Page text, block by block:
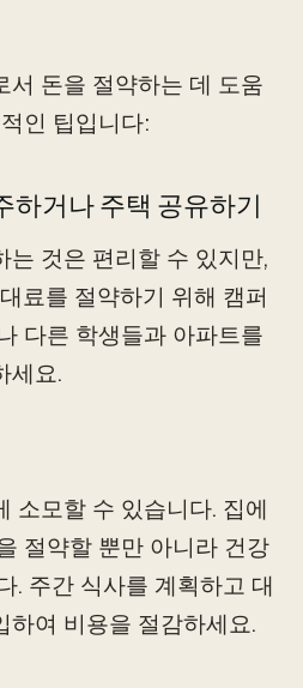
서 돈을 절약하는 데 도움
인 팁입니다:
하거나 주택 공유하기
는 것은 편리할 수 있지만,
료를 절약하기 위해 캠퍼
다른 학생들과 아파트를
세요.
소모할 수 있습니다. 집에
절약할 뿐만 아니라 건강
. 주간 식사를 계획하고 대
하여 비용을 절감하세요.